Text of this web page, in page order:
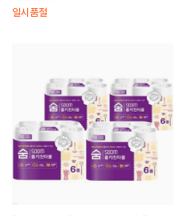
일시품절